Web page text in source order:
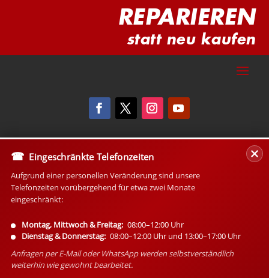
REPARIEREN
statt neu kaufen
Eingeschränkte Telefonzeiten
Aufgrund einer personellen Veränderung sind unsere
Telefonzeiten vorübergehend für etwa zwei Monate
eingeschränkt:
Montag, Mittwoch & Freitag: 08:00–12:00 Uhr
Dienstag & Donnerstag: 08:00–12:00 Uhr und 13:00–17:00 Uhr
Anfragen per E-Mail oder WhatsApp werden selbstverständlich
weiterhin wie gewohnt bearbeitet.